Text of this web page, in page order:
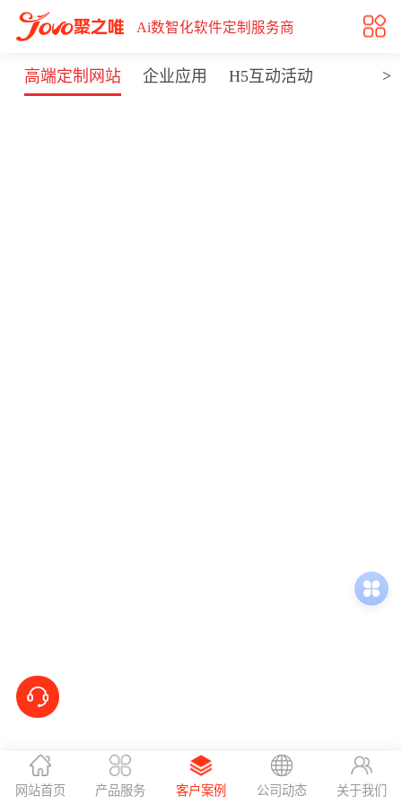
品牌营销网站案例|长沙AI软件开发案例|长沙营销型网站案
Ai数智化软件定制服务商
高端定制网站 企业应用 H5互动活动 >
网站首页 产品服务 客户案例 公司动态 关于我们